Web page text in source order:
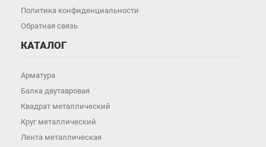
Политика конфиденциальности
Обратная связь
КАТАЛОГ
Арматура
Балка двутавровая
Квадрат металлический
Круг металлический
Лента металлическая